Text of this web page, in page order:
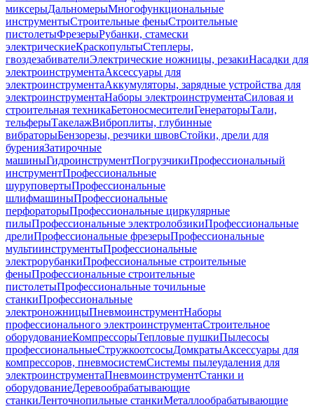
миксерыДальномерыМногофункциональные
инструментыСтроительные феныСтроительные
пистолетыФрезерыРубанки, стамески
электрическиеКраскопультыСтеплеры,
гвоздезабивателиЭлектрические ножницы, резакиНасадки для
электроинструментаАксессуары для
электроинструментаАккумуляторы, зарядные устройства для
электроинструментаНаборы электроинструментаСиловая и
строительная техникаБетоносмесителиГенераторыТали,
тельферыТакелажВиброплиты, глубинные
вибраторыБензорезы, резчики швовСтойки, дрели для
буренияЗатирочные
машиныГидроинструментПогрузчикиПрофессиональный
инструментПрофессиональные
шуруповертыПрофессиональные
шлифмашиныПрофессиональные
перфораторыПрофессиональные циркулярные
пилыПрофессиональные электролобзикиПрофессиональные
дрелиПрофессиональные фрезерыПрофессиональные
мультиинструментыПрофессиональные
электрорубанкиПрофессиональные строительные
феныПрофессиональные строительные
пистолетыПрофессиональные точильные
станкиПрофессиональные
электроножницыПневмоинструментНаборы
профессионального электроинструментаСтроительное
оборудованиеКомпрессорыТепловые пушкиПылесосы
профессиональныеСтружкоотсосыДомкратыАксессуары для
компрессоров, пневмосистемСистемы пылеудаления для
электроинструментаПневмоинструментСтанки и
оборудованиеДеревообрабатывающие
станкиЛенточнопильные станкиМеталлообрабатывающие